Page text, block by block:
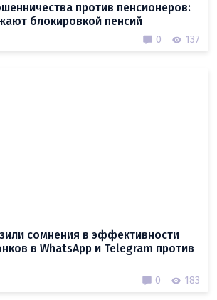
против пенсионеров:
блокировкой пенсий
0 137
сомнения в эффективности
в WhatsApp и Telegram против
0 183